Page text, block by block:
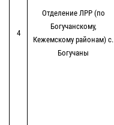
4
Отделение ЛРР (по
Богучанскому,
Кежемскому районам) с.
Богучаны